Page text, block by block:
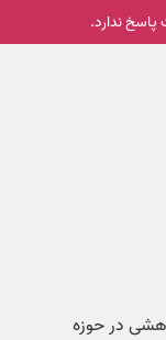
ندارد.
در حوزه